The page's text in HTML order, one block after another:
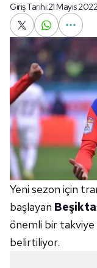
Giriş Tarihi:21 Mayıs
Yeni sezon için
başlayan
önemli bir takviye
belirtiliyor.